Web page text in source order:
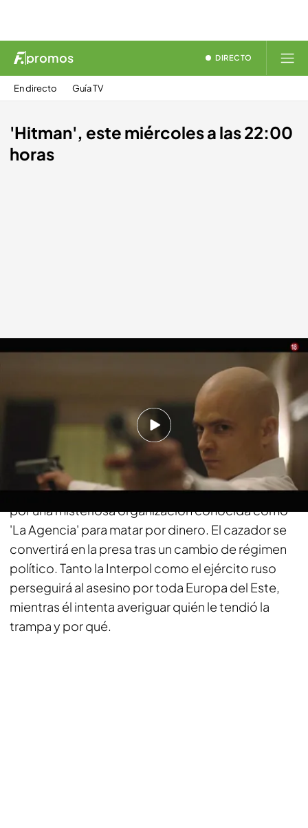
promos DIRECTO
En directo Guía TV
'Hitman', este miércoles a las 22:00
horas
Compartir
Basada en el famoso videojuego del mismo
nombre. El agente 47 (Olyphant) es contratado
por una misteriosa organización conocida como
'La Agencia' para matar por dinero. El cazador se
convertirá en la presa tras un cambio de régimen
político. Tanto la Interpol como el ejército ruso
perseguirá al asesino por toda Europa del Este,
mientras él intenta averiguar quién le tendió la
trampa y por qué.